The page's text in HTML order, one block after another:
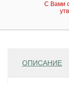
С Вами
ОПИСАНИЕ